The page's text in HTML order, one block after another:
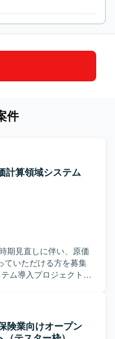
件
計算領域システム
期見直しに伴い、原価
ていただける方を募集
きます。 プロジェク
整理や関係者との調
険業向けオープン